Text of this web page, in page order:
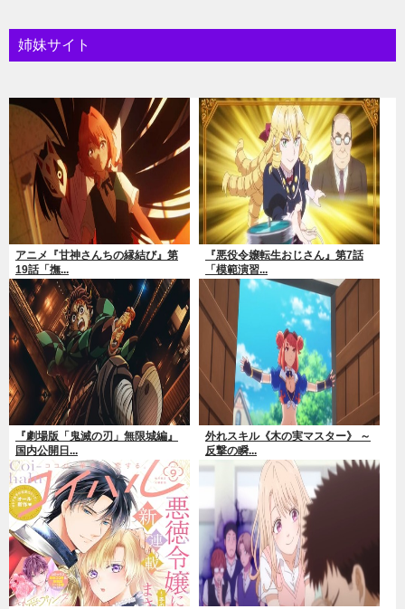
姉妹サイト
アニメ『甘神さんちの縁結び』第
19話「撫...
『悪役令嬢転生おじさん』第7話
「模範演習...
『劇場版「鬼滅の刃」無限城編』
国内公開日...
外れスキル《木の実マスター》 ～
反撃の瞬...